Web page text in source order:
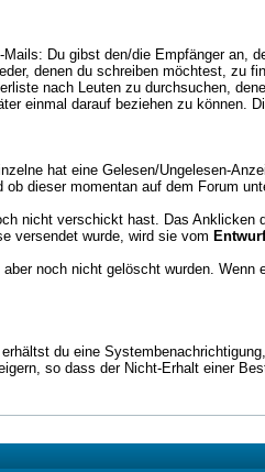
Du gibst den/die Empfänger
denen du schreiben möchtest, zu
nach Leuten zu durchsuchen,
einmal darauf beziehen zu können.
hat eine Gelesen/Ungelesen-
dieser momentan auf dem Forum
nicht verschickt hast. Das
versendet wurde, wird sie vom Entwurf
noch nicht gelöscht wurden.
du eine
so dass der Nicht-Erhalt einer